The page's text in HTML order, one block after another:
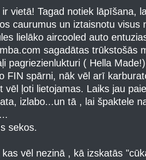
vietā! Tagad notiek lāpīšana,
caurumus un iztaisnotu visus
lielāko aircooled auto
sagadātas trūkstošās
pagriezienlukturi ( Hella
FIN spārni, nāk vēl arī
vēl ļoti lietojamas. Laiks jau
izlabo...un tā , lai špaktele
sekos.
kas vēl nezinā , kā izskatās